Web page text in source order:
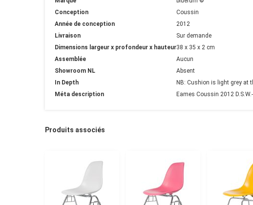
Conception
Coussin
Année de conception
2012
Livraison
Sur demande
Dimensions largeur x profondeur x hauteur38 x 35 x 2 cm
Assemblée
Aucun
Showroom NL
Absent
In Depth
NB: Cushion is light grey at
Méta description
Eames Coussin 2012
Produits associés